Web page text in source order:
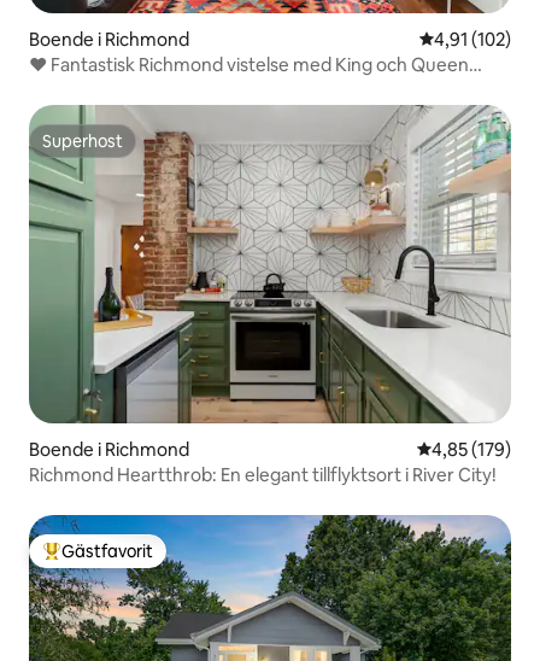
Boende i Richmond 4,91 av 5 i
4,91 (102)
❤️ Fantastisk Richmond vistelse med King och Queen
Superhost
Superhost
Boende i Richmond 4,85 av 5 i
4,85 (179)
Richmond Heartthrob: En elegant tillflyktsort i River City!
Populär gästfavorit
Gästfavorit